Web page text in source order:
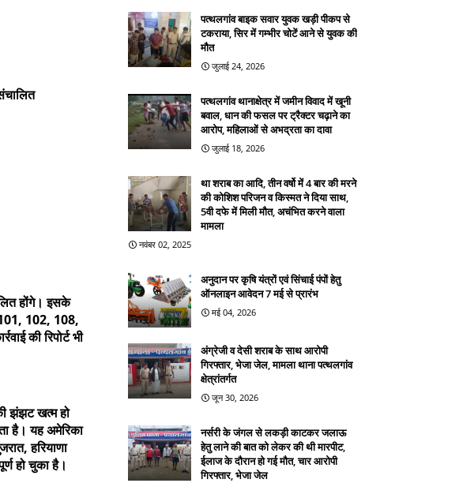
होंगे। इसके
101, 102, 108,
की रिपोर्ट भी
झंझट खत्म हो
है। यह अमेरिका
हरियाणा
हो चुका है।
पत्थलगांव बाइक सवार युवक खड़ी पीकप से
टकराया, सिर में गम्भीर चोटें आने से युवक की
मौत
जुलाई 24, 2026
पत्थलगांव थानाक्षेत्र में जमीन विवाद में खूनी
बवाल, धान की फसल पर ट्रैक्टर चढ़ाने का
आरोप, महिलाओं से अभद्रता का दावा
जुलाई 18, 2026
था शराब का आदि, तीन वर्षो में 4 बार की मरने
की कोशिश परिजन व किस्मत ने दिया साथ,
5वी दफे में मिली मौत, अचंभित करने वाला
मामला
नवंबर 02, 2025
अनुदान पर कृषि यंत्रों एवं सिंचाई पंपों हेतु
ऑनलाइन आवेदन 7 मई से प्रारंभ
मई 04, 2026
अंग्रेजी व देसी शराब के साथ आरोपी
गिरफ्तार, भेजा जेल, मामला थाना पत्थलगांव
क्षेत्रांतर्गत
जून 30, 2026
नर्सरी के जंगल से लकड़ी काटकर जलाऊ
हेतु लाने की बात को लेकर की थी मारपीट,
ईलाज के दौरान हो गई मौत, चार आरोपी
गिरफ्तार, भेजा जेल